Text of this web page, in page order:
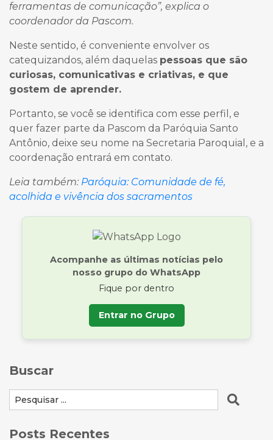
ferramentas de comunicação”, explica o
coordenador da Pascom.
Neste sentido, é conveniente envolver os
catequizandos, além daquelas pessoas que são
curiosas, comunicativas e criativas, e que
gostem de aprender.
Portanto, se você se identifica com esse perfil, e
quer fazer parte da Pascom da Paróquia Santo
Antônio, deixe seu nome na Secretaria Paroquial, e a
coordenação entrará em contato.
Leia também: Paróquia: Comunidade de fé,
acolhida e vivência dos sacramentos
Acompanhe as últimas notícias pelo
nosso grupo do WhatsApp
Fique por dentro
Entrar no Grupo
Buscar
Posts Recentes